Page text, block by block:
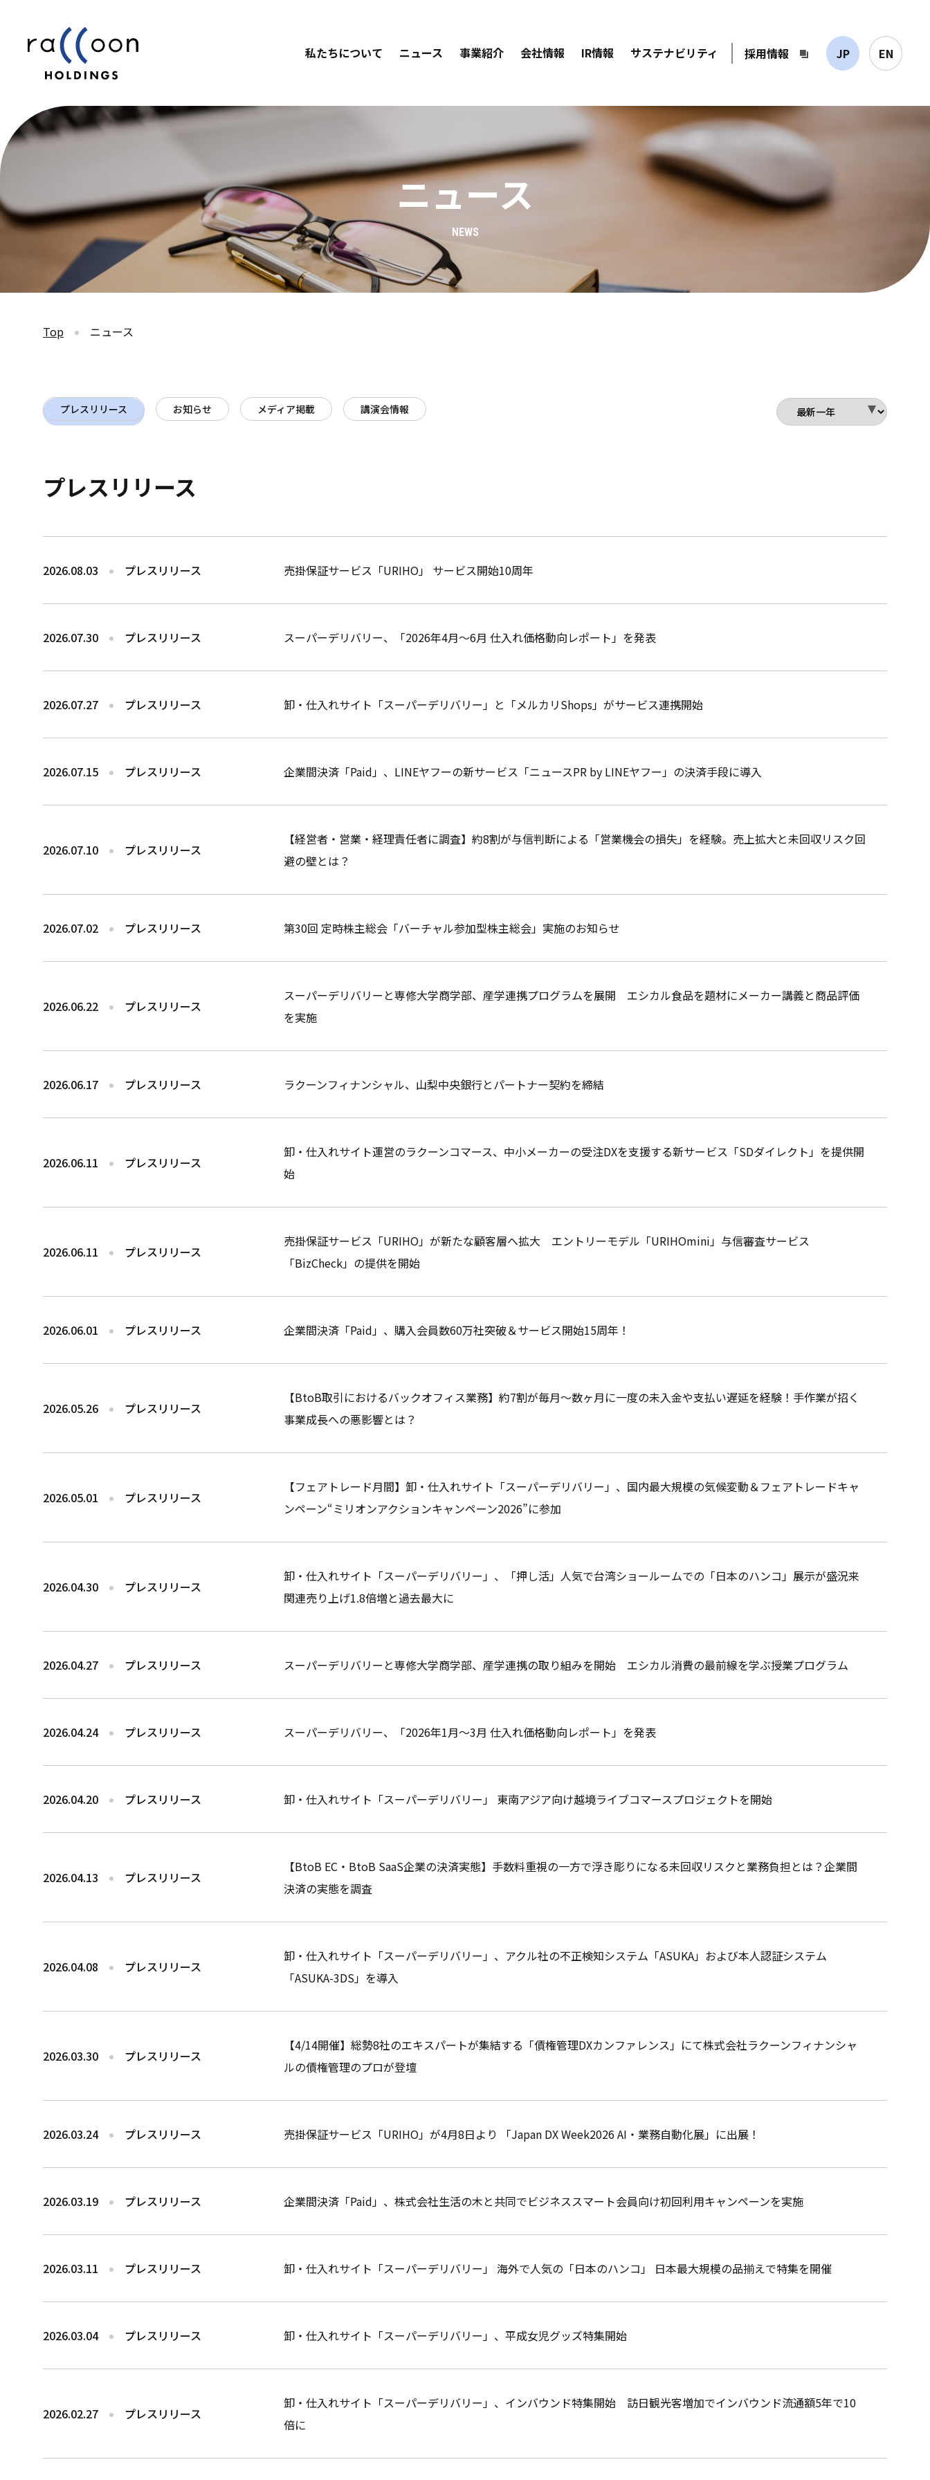
私たちについて ニュース 事業紹介 会社情報 IR情報 サステナビリティ 採用情報 JP EN
ニュース
NEWS
Top ニュース
プレスリリース お知らせ メディア掲載 講演会情報
プレスリリース
2026.08.03 プレスリリース 売掛保証サービス「URIHO」 サービス開始10周年
2026.07.30 プレスリリース スーパーデリバリー、「2026年4月～6月 仕入れ価格動向レポート」を発表
2026.07.27 プレスリリース 卸・仕入れサイト「スーパーデリバリー」と「メルカリShops」がサービス連携開始
2026.07.15 プレスリリース 企業間決済「Paid」、LINEヤフーの新サービス「ニュースPR by LINEヤフー」の決済手段に導入
2026.07.10 プレスリリース
【経営者・営業・経理責任者に調査】約8割が与信判断による「営業機会の損失」を経験。売上拡大と未回収リスク回
避の壁とは？
2026.07.02 プレスリリース 第30回 定時株主総会「バーチャル参加型株主総会」実施のお知らせ
2026.06.22 プレスリリース
スーパーデリバリーと専修大学商学部、産学連携プログラムを展開 エシカル食品を題材にメーカー講義と商品評価
を実施
2026.06.17 プレスリリース ラクーンフィナンシャル、山梨中央銀行とパートナー契約を締結
2026.06.11 プレスリリース
卸・仕入れサイト運営のラクーンコマース、中小メーカーの受注DXを支援する新サービス「SDダイレクト」を提供開
始
2026.06.11 プレスリリース
売掛保証サービス「URIHO」が新たな顧客層へ拡大 エントリーモデル「URIHOmini」与信審査サービス
「BizCheck」の提供を開始
2026.06.01 プレスリリース 企業間決済「Paid」、購入会員数60万社突破＆サービス開始15周年！
2026.05.26 プレスリリース
【BtoB取引におけるバックオフィス業務】約7割が毎月～数ヶ月に一度の未入金や支払い遅延を経験！手作業が招く
事業成長への悪影響とは？
2026.05.01 プレスリリース
【フェアトレード月間】卸・仕入れサイト「スーパーデリバリー」、国内最大規模の気候変動＆フェアトレードキャ
ンペーン“ミリオンアクションキャンペーン2026”に参加
2026.04.30 プレスリリース
卸・仕入れサイト「スーパーデリバリー」、「押し活」人気で台湾ショールームでの「日本のハンコ」展示が盛況来
関連売り上げ1.8倍増と過去最大に
2026.04.27 プレスリリース スーパーデリバリーと専修大学商学部、産学連携の取り組みを開始 エシカル消費の最前線を学ぶ授業プログラム
2026.04.24 プレスリリース スーパーデリバリー、「2026年1月～3月 仕入れ価格動向レポート」を発表
2026.04.20 プレスリリース 卸・仕入れサイト「スーパーデリバリー」 東南アジア向け越境ライブコマースプロジェクトを開始
2026.04.13 プレスリリース
【BtoB EC・BtoB SaaS企業の決済実態】手数料重視の一方で浮き彫りになる未回収リスクと業務負担とは？企業間
決済の実態を調査
2026.04.08 プレスリリース
卸・仕入れサイト「スーパーデリバリー」、アクル社の不正検知システム「ASUKA」および本人認証システム
「ASUKA-3DS」を導入
2026.03.30 プレスリリース
【4/14開催】総勢8社のエキスパートが集結する「債権管理DXカンファレンス」にて株式会社ラクーンフィナンシャ
ルの債権管理のプロが登壇
2026.03.24 プレスリリース 売掛保証サービス「URIHO」が4月8日より 「Japan DX Week2026 AI・業務自動化展」に出展！
2026.03.19 プレスリリース 企業間決済「Paid」、株式会社生活の木と共同でビジネススマート会員向け初回利用キャンペーンを実施
2026.03.11 プレスリリース 卸・仕入れサイト「スーパーデリバリー」 海外で人気の「日本のハンコ」 日本最大規模の品揃えで特集を開催
2026.03.04 プレスリリース 卸・仕入れサイト「スーパーデリバリー」、平成女児グッズ特集開始
2026.02.27 プレスリリース
卸・仕入れサイト「スーパーデリバリー」、インバウンド特集開始 訪日観光客増加でインバウンド流通額5年で10
倍に